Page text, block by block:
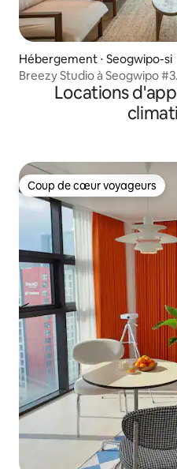
Hébergement ⋅ Seogwipo-si
Breezy Studio à Seogwipo
Locations
Coup de cœur voyageurs
Coup de cœur voyageurs